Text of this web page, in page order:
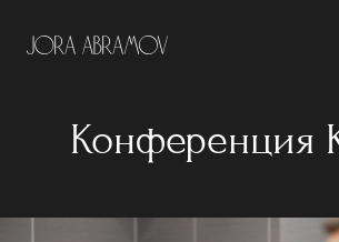
Конференция